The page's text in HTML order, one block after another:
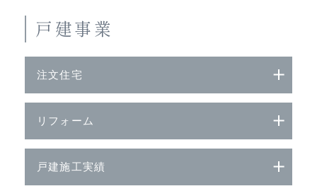
戸建事業
注文住宅
リフォーム
戸建施工実績